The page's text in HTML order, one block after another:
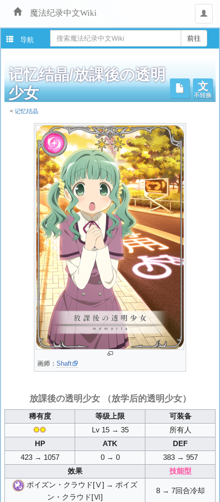
魔法纪录中文Wiki
用
户
导航
记忆结晶/放課後の透明
少女
文
不转换
<记忆结晶
画师： Shaft
放課後の透明少女（放学后的透明少女）
稀有度 等级上限
可装备
✸✸
Lv 15 → 35
所有人
HP
ATK
DEF
423 → 1057
0 → 0
383 → 957
效果
技能型
ポイズン・クラウド[Ⅴ] → ポイズ
ン・クラウド[Ⅵ]
8 → 7回合冷却